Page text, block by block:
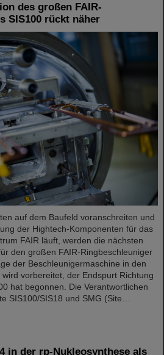
des großen FAIR-
SIS100 rückt näher
auf dem Baufeld voranschreiten und
der Hightech-Komponenten für das
FAIR läuft, werden die nächsten
den großen FAIR-Ringbeschleuniger
der Beschleunigermaschine in den
vorbereitet, der Endspurt Richtung
hat begonnen. Die Verantwortlichen
SIS100/SIS18 und SMG (Site…
in der rp-Nukleosynthese als